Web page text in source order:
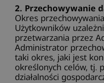
2. Przechowywanie
Okres
Użytkowników
przetwarzania przez
Administrator
taki okres, jaki jest
określonych celów, tj.
działalności